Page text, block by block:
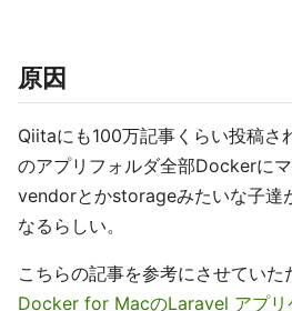
原因
Qiitaにも100万記事くらい投稿さ
のアプリフォルダ全部Dockerに
vendorとかstorageみたいな子達
なるらしい。
こちらの記事を参考にさせていた
Docker for MacのLaravel アプリ